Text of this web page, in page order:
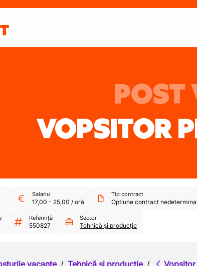
POST
VOPSITOR
Salariu
17,00 - 25,00 / oră
Tip contract
Optiune contract
Referință
550827
Sector
Tehnică și producție
vacante / Tehnică și producție /